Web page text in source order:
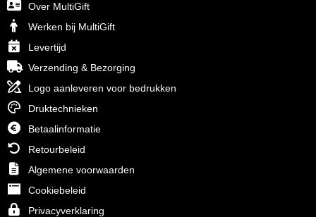
Over MultiGift
Werken bij MultiGift
Levertijd
Verzending & Bezorging
Logo aanleveren voor bedrukken
Druktechnieken
Betaalinformatie
Retourbeleid
Algemene voorwaarden
Cookiebeleid
Privacyverklaring